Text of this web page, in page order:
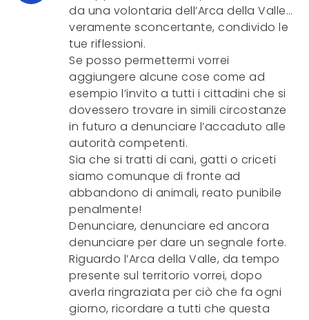
da una volontaria dell’Arca della Valle…
veramente sconcertante, condivido le
tue riflessioni.
Se posso permettermi vorrei
aggiungere alcune cose come ad
esempio l’invito a tutti i cittadini che si
dovessero trovare in simili circostanze
in futuro a denunciare l’accaduto alle
autorità competenti.
Sia che si tratti di cani, gatti o criceti
siamo comunque di fronte ad
abbandono di animali, reato punibile
penalmente!
Denunciare, denunciare ed ancora
denunciare per dare un segnale forte.
Riguardo l’Arca della Valle, da tempo
presente sul territorio vorrei, dopo
averla ringraziata per ciò che fa ogni
giorno, ricordare a tutti che questa